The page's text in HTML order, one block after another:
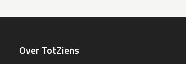
Over TotZiens